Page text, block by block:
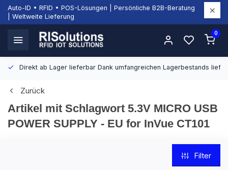
Auto-ID • RFID • POS-Lösungen | Persönliche B2B-Beratung
| Weltweite Lieferung
0
Direkt ab Lager lieferbar Dank umfangreichen Lagerbestands
Zurück
Artikel mit Schlagwort 5.3V MICRO USB
POWER SUPPLY - EU for InVue CT101
Filter